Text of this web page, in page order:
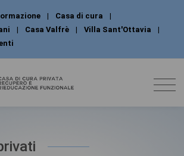
| Casa di cura
|
| Casa Valfrè | Villa Sant'Ottavia
|